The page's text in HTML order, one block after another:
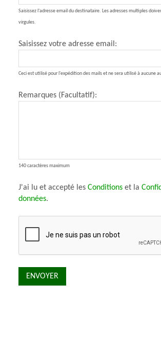
Saisissez l'adresse email du destinataire. Les adresses multiples
virgules.
Saisissez votre adresse email:
Ceci est utilisé pour l'expédition des mails et ne sera utilisé à aucune
Remarques (Facultatif):
140 caractères maximum
J'ai lu et accepté les Conditions et la
données.